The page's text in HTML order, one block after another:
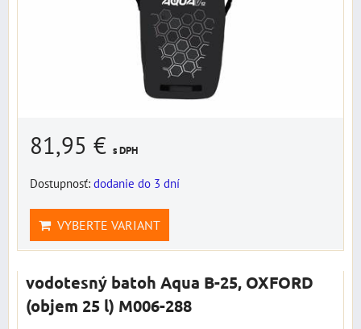
81,95 € s DPH
Dostupnosť: dodanie do 3 dní
VYBERTE VARIANT
vodotesný batoh Aqua B-25, OXFORD
(objem 25 l) M006-288